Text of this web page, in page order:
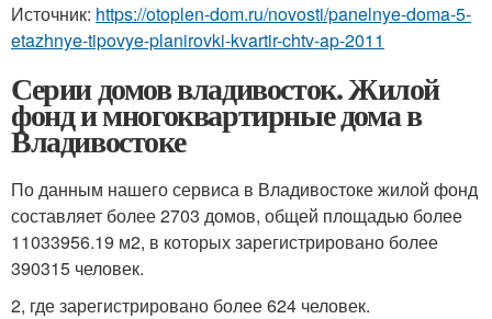
Источник: https://otoplen-dom.ru/novosti/panelnye-doma-5-
etazhnye-tipovye-planirovki-kvartir-chtv-ap-2011
Серии домов владивосток. Жилой
фонд и многоквартирные дома в
Владивостоке
По данным нашего сервиса в Владивостоке жилой фонд
составляет более 2703 домов, общей площадью более
11033956.19 м2, в которых зарегистрировано более
390315 человек.
2, где зарегистрировано более 624 человек.